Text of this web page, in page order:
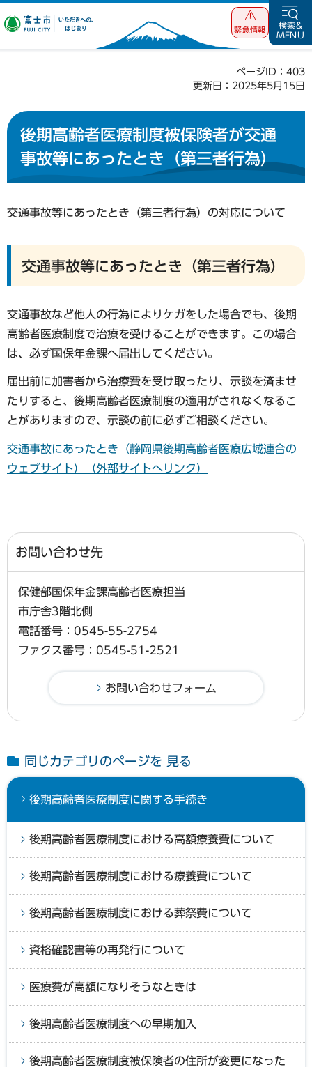
富士市 いただ
緊急情報
検索&
MENU
ページID：403
更新日：2025年5月15日
後期高齢者医療制度被保険者が交通
事故等にあったとき（第三者行為）
交通事故等にあったとき（第三者行為）の対応について
交通事故等にあったとき（第三者行為）
交通事故など他人の行為によりケガをした場合でも、後期
高齢者医療制度で治療を受けることができます。この場合
は、必ず国保年金課へ届出してください。
届出前に加害者から治療費を受け取ったり、示談を済ませ
たりすると、後期高齢者医療制度の適用がされなくなるこ
とがありますので、示談の前に必ずご相談ください。
交通事故にあったとき（静岡県後期高齢者医療広域連合の
ウェブサイト）（外部サイトへリンク）
お問い合わせ先
保健部国保年金課高齢者医療担当
市庁舎3階北側
電話番号：0545-55-2754
ファクス番号：0545-51-2521
同じカテゴリのページを 見る
後期高齢者医療制度に関する手続き
後期高齢者医療制度における高額療養費について
後期高齢者医療制度における療養費について
後期高齢者医療制度における葬祭費について
資格確認書等の再発行について
医療費が高額になりそうなときは
後期高齢者医療制度への早期加入
後期高齢者医療制度被保険者の住所が変更になった